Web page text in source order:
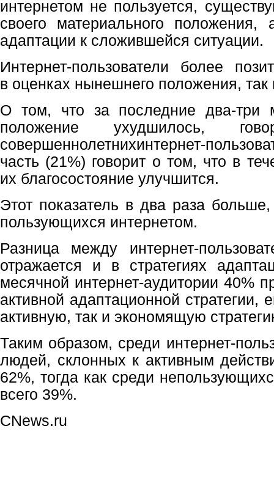
интернетом не пользуется,
своего материального положения,
адаптации к сложившейся ситуации.
Интернет-пользователи более
в оценках нынешнего положения, так
О том, что за последние два-три
положение ухудшилось,
совершеннолетнихинтернет-
часть (21%) говорит о том, что в
их благосостояние улучшится.
Этот показатель в два раза
пользующихся интернетом.
Разница между интернет-
отражается и в стратегиях
месячной интернет-аудитории 40%
активной адаптационной
активную, так и экономящую
Таким образом, среди интернет-
людей, склонных к активным
62%, тогда как среди
всего 39%.
CNews.ru